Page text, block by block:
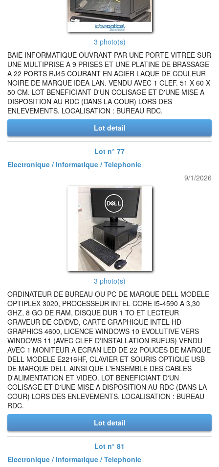
3 photo(s)
BAIE INFORMATIQUE OUVRANT PAR UNE PORTE VITREE SUR
UNE MULTIPRISE A 9 PRISES ET UNE PLATINE DE BRASSAGE
A 22 PORTS RJ45 COURANT EN ACIER LAQUE DE COULEUR
NOIRE DE MARQUE IDEA LAN. VENDU AVEC 1 CLEF. 51 X 60 X
50 CM. LOT BENEFICIANT D'UN COLISAGE ET D'UNE MISE A
DISPOSITION AU RDC (DANS LA COUR) LORS DES
ENLEVEMENTS. LOCALISATION : BUREAU RDC.
Lot detail
Lot n° 77
Electronique / Informatique / Telephonie
9/1/2026
3 photo(s)
ORDINATEUR DE BUREAU OU PC DE MARQUE DELL MODELE
OPTIPLEX 3020, PROCESSEUR INTEL CORE I5-4590 A 3,30
GHZ, 8 GO DE RAM, DISQUE DUR 1 TO ET LECTEUR
GRAVEUR DE CD/DVD, CARTE GRAPHIQUE INTEL HD
GRAPHICS 4600, LICENCE WINDOWS 10 EVOLUTIVE VERS
WINDOWS 11 (AVEC CLEF D'INSTALLATION RUFUS) VENDU
AVEC 1 MONITEUR A ECRAN LED DE 22 POUCES DE MARQUE
DELL MODELE E2216HF, CLAVIER ET SOURIS OPTIQUE USB
DE MARQUE DELL AINSI QUE L'ENSEMBLE DES CABLES
D'ALIMENTATION ET VIDEO. LOT BENEFICIANT D'UN
COLISAGE ET D'UNE MISE A DISPOSITION AU RDC (DANS LA
COUR) LORS DES ENLEVEMENTS. LOCALISATION : BUREAU
RDC.
Lot detail
Lot n° 81
Electronique / Informatique / Telephonie